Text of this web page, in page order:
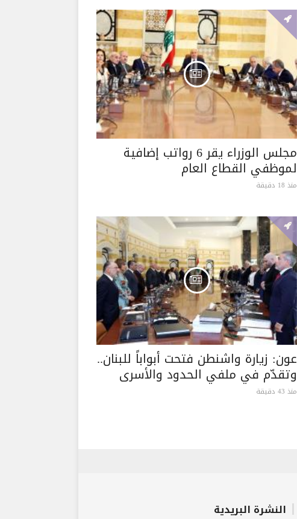
مجلس الوزراء يقر 6 رواتب إضافية
لموظفي القطاع العام
منذ 18 دقيقة
عون: زيارة واشنطن فتحت أبواباً للبنان..
وتقدّم في ملفي الحدود والأسرى
منذ 43 دقيقة
النشرة البريدية